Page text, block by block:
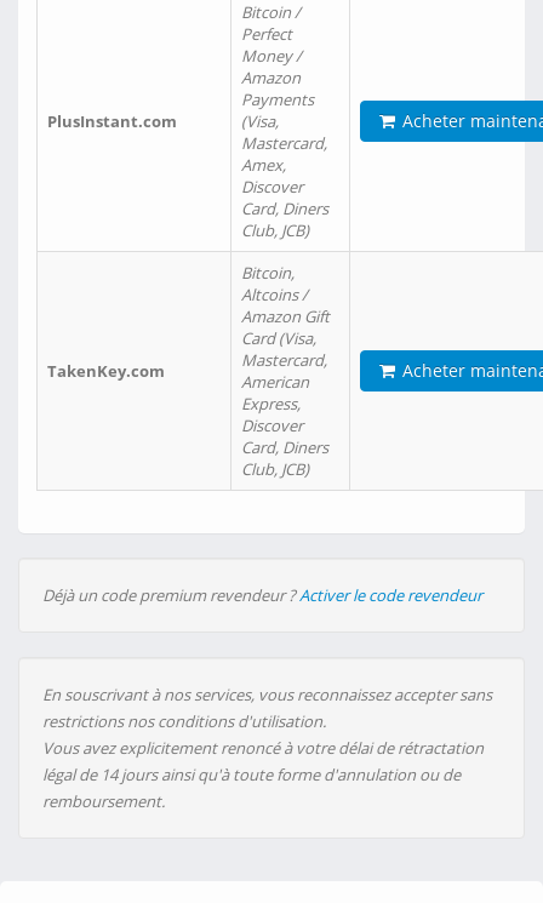
PlusInstant.com
Bitcoin /
Perfect
Money /
Amazon
Payments
(Visa,
Mastercard,
Amex,
Discover
Card, Diners
Club, JCB)
Acheter
TakenKey.com
Bitcoin,
Altcoins /
Amazon Gift
Card (Visa,
Mastercard,
American
Express,
Discover
Card, Diners
Club, JCB)
Acheter
Déjà un code premium revendeur ?Activer le code revendeur
En souscrivant à nos services, vous reconnaissez accepter sans
restrictions nos conditions d'utilisation.
Vous avez explicitement renoncé à votre délai de rétractation
légal de 14 jours ainsi qu'à toute forme d'annulation ou de
remboursement.